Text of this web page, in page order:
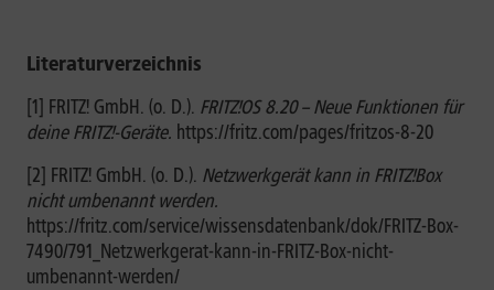
Literaturverzeichnis
[1] FRITZ! GmbH. (o. D.). FRITZ!OS 8.20 – Neue Funktionen für
deine FRITZ!-Geräte. https://fritz.com/pages/fritzos-8-20
[2] FRITZ! GmbH. (o. D.). Netzwerkgerät kann in FRITZ!Box
nicht umbenannt werden.
https://fritz.com/service/wissensdatenbank/dok/FRITZ-Box-
7490/791_Netzwerkgerat-kann-in-FRITZ-Box-nicht-
umbenannt-werden/